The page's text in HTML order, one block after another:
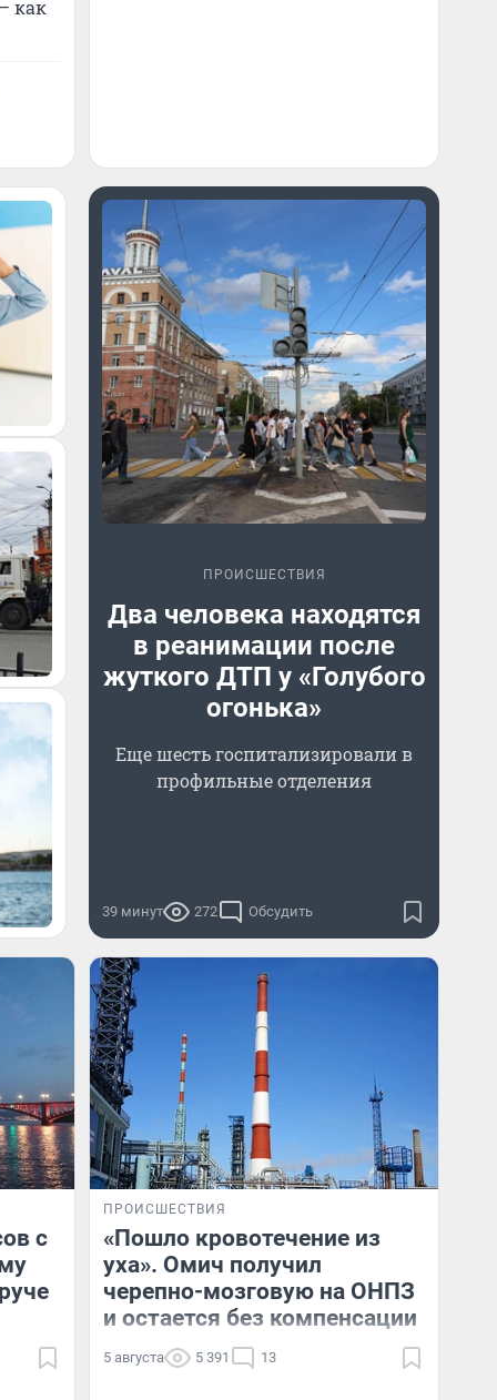
как
ПРОИСШЕСТВИЯ
Два человека находятся
в реанимации после
жуткого ДТП у «Голубого
огонька»
Еще шесть госпитализировали в
профильные отделения
39 минут 272 Обсудить
с
ПРОИСШЕСТВИЯ
«Пошло кровотечение из
уха». Омич получил
черепно-мозговую на ОНПЗ
и остается без компенсации
5 августа 5 391 13